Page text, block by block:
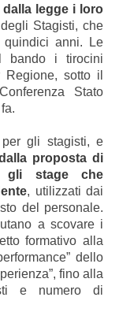
legge i loro
Stagisti, che
quindici anni. Le
bando i tirocini
sotto il
Stato
per gli stagisti, e
proposta di
gli stage che
, utilizzati dai
del personale.
a scovare i
formativo alla
dello
fino alla
e numero di